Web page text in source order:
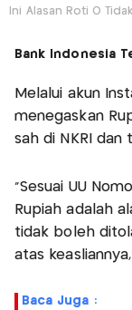
Ini Alasan Roti O
Bank Indonesia
Melalui akun
menegaskan
sah di NKRI
"Sesuai UU
Rupiah adalah
tidak boleh
atas
Baca Juga :